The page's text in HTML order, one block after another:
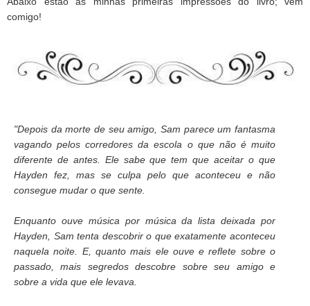
comigo!
"Depois da morte de seu amigo, Sam parece um fantasma
vagando pelos corredores da escola o que não é muito
diferente de antes. Ele sabe que tem que aceitar o que
Hayden fez, mas se culpa pelo que aconteceu e não
consegue mudar o que sente.
Enquanto ouve música por música da lista deixada por
Hayden, Sam tenta descobrir o que exatamente aconteceu
naquela noite. E, quanto mais ele ouve e reflete sobre o
passado, mais segredos descobre sobre seu amigo e
sobre a vida que ele levava.